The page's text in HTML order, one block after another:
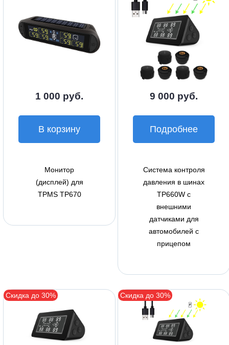
1 000 руб.
В корзину
Монитор
(дисплей) для
TPMS TP670
9 000 руб.
Подробнее
Система контроля
давления в шинах
TP660W с
внешними
датчиками для
автомобилей с
прицепом
Скидка до 30% Скидка до 30%